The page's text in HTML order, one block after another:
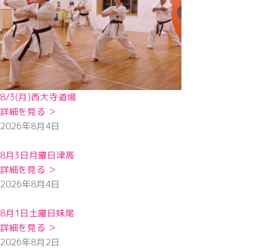
8/3(月)西大寺道場
詳細を見る ＞
2026年8月4日
8月3日月曜日津高
詳細を見る ＞
2026年8月4日
8月1日土曜日妹尾
詳細を見る ＞
2026年8月2日